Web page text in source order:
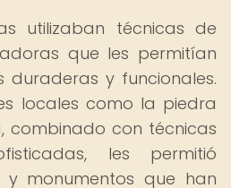
utilizaban técnicas de
que les permitían
duraderas y funcionales.
locales como la piedra
combinado con técnicas
les permitió
y monumentos que han